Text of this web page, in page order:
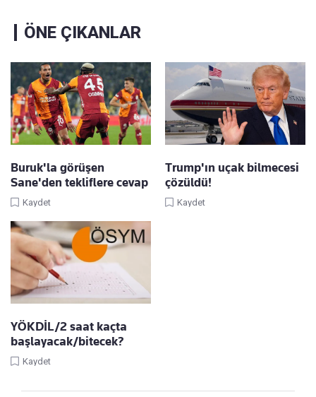
ÖNE ÇIKANLAR
Buruk'la görüşen
Sane'den tekliflere cevap
Kaydet
Trump'ın uçak bilmecesi
çözüldü!
Kaydet
YÖKDİL/2 saat kaçta
başlayacak/bitecek?
Kaydet